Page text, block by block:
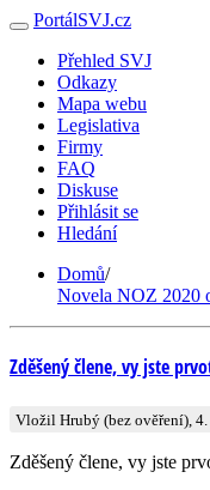
PortálSVJ.cz
Přehled SVJ
Odkazy
Mapa webu
Legislativa
Firmy
FAQ
Diskuse
Přihlásit se
Hledání
Domů/
Novela NOZ 2020
Zděšený člene, vy jste
Vložil Hrubý (bez ověření),
Zděšený člene, vy jste